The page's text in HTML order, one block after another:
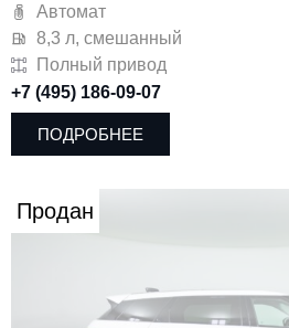
Автомат
8,3 л, смешанный
Полный привод
+7 (495) 186-09-07
ПОДРОБНЕЕ
Продан